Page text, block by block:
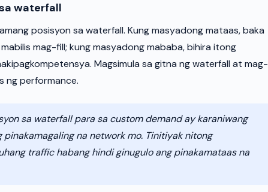
waterfall
posisyon sa waterfall. Kung masyadong mataas, baka
mag-fill; kung masyadong mababa, bihira itong
Magsimula sa gitna ng waterfall at mag-
ng performance.
sa waterfall para sa custom demand ay karaniwang
pinakamagaling na network mo. Tinitiyak nitong
traffic habang hindi ginugulo ang pinakamataas na